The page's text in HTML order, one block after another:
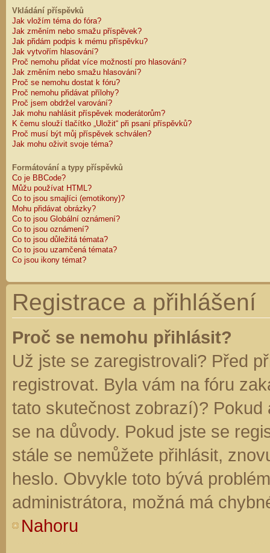
Vkládání příspěvků
Jak vložím téma do fóra?
Jak změním nebo smažu příspěvek?
Jak přidám podpis k mému příspěvku?
Jak vytvořím hlasování?
Proč nemohu přidat více možností pro hlasování?
Jak změním nebo smažu hlasování?
Proč se nemohu dostat k fóru?
Proč nemohu přidávat přílohy?
Proč jsem obdržel varování?
Jak mohu nahlásit příspěvek moderátorům?
K čemu slouží tlačítko „Uložit“ při psaní příspěvků?
Proč musí být můj příspěvek schválen?
Jak mohu oživit svoje téma?
Formátování a typy příspěvků
Co je BBCode?
Můžu používat HTML?
Co to jsou smajlíci (emotikony)?
Mohu přidávat obrázky?
Co to jsou Globální oznámení?
Co to jsou oznámení?
Co to jsou důležitá témata?
Co to jsou uzamčená témata?
Co jsou ikony témat?
Registrace a přihlášení
Proč se nemohu přihlásit?
Už jste se zaregistrovali? Před
registrovat. Byla vám na fóru
tato skutečnost zobrazí)?
se na důvody. Pokud jste se
stále se nemůžete přihlásit,
heslo. Obvykle toto bývá
administrátora, možná má
Nahoru